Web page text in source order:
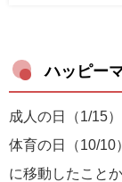
ハッピー
成人の日（1/15
体育の日（10/10
に移動したこと